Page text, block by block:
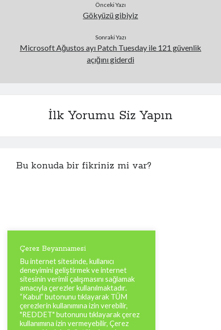
Önceki Yazı
Gökyüzü gibiyiz
Sonraki Yazı
Microsoft Ağustos ayı Patch Tuesday ile 121 güvenlik
açığını giderdi
İlk Yorumu Siz Yapın
Bu konuda bir fikriniz mi var?
Çerez Beyannamesi
Bu internet sitesinde, kullanıcı
deneyimini geliştirmek ve internet
sitesinin verimli çalışmasını sağlamak
amacıyla çerezler kullanılmaktadır.
“Kabul” butonunu tıklayarak TÜM
çerezlerin kullanımına izin verebilir,
"REDDET" butonunu tıklayarak çerez
kullanımına izin vermeyebilir, Çerez